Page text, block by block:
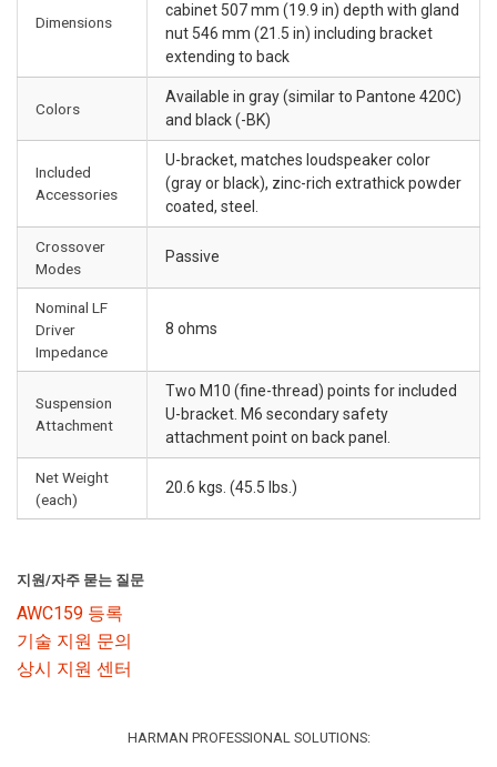
Dimensions
cabinet 507 mm (19.9 in) depth with gland
nut 546 mm (21.5 in) including bracket
extending to back
Colors
Available in gray (similar to Pantone 420C)
and black (-BK)
Included
Accessories
U-bracket, matches loudspeaker color
(gray or black), zinc-rich extrathick powder
coated, steel.
Crossover
Modes
Passive
Nominal LF
Driver
Impedance
8 ohms
Suspension
Attachment
Two M10 (fine-thread) points for included
U-bracket. M6 secondary safety
attachment point on back panel.
Net Weight
(each)
20.6 kgs. (45.5 lbs.)
지원/자주 묻는 질문
AWC159 등록
기술 지원 문의
상시 지원 센터
HARMAN PROFESSIONAL SOLUTIONS: